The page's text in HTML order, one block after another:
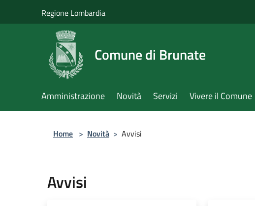
Regione Lombardia
Comune di Brunate
Amministrazione Novità Servizi Vivere il Comune
Home > Novità > Avvisi
Avvisi